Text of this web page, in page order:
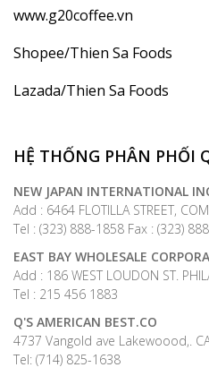
www.g20coffee.vn
Shopee/Thien Sa Foods
Lazada/Thien Sa Foods
HỆ THỐNG PHÂN PHỐI
NEW JAPAN INTERNATIONAL
Add : 6464 FLOTILLA STREET,
Tel : (323) 888-1858 Fax : (323)
EAST BAY WHOLESALE
Add : 186 WEST LOUDON ST.
Tel : 215 456 1883
Q'S AMERICAN BEST.CO
4737 Vangold ave Lakewoood,.
Tel: (714) 825-1638